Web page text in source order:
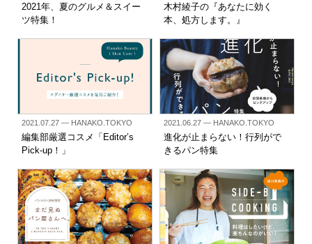
2021年、夏のグルメ＆スイー
ツ特集！
木村綾子の『あなたに効く
本、処方します。』
2021.07.27— HANAKO.TOKYO
編集部厳選コスメ「Editor’s
Pick-up！」
2021.06.27— HANAKO.TOKYO
進化が止まらない！行列がで
きるパン特集